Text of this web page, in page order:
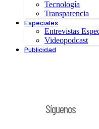
Tecnología
Transparencia
Especiales
Entrevistas
Videopodcast
Publicidad
Síguenos